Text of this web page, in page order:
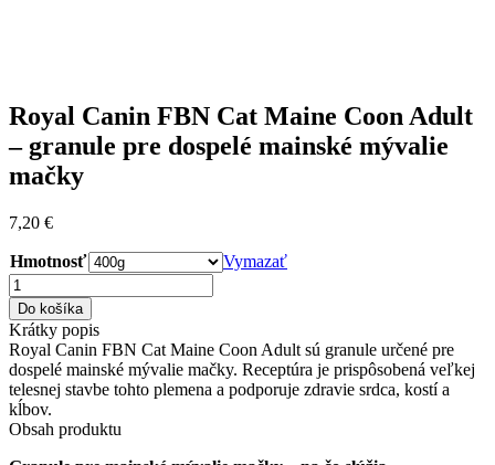
Royal Canin FBN Cat Maine Coon Adult
– granule pre dospelé mainské mývalie
mačky
7,20 €
Hmotnosť
Vymazať
množstvo
Royal
Canin
FBN
Cat
Maine
Coon
Adult
–
granule
Do košíka
Krátky popis
Royal Canin FBN Cat Maine Coon Adult sú granule určené pre
dospelé mainské mývalie mačky. Receptúra je prispôsobená veľkej
telesnej stavbe tohto plemena a podporuje zdravie srdca, kostí a
kĺbov.
Obsah produktu